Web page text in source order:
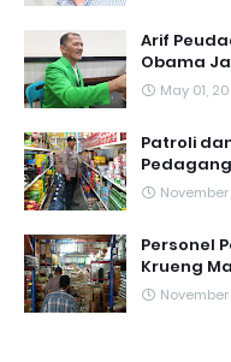
Arif
Obama
May 01,
Patroli
November
Personel
Krueng
November